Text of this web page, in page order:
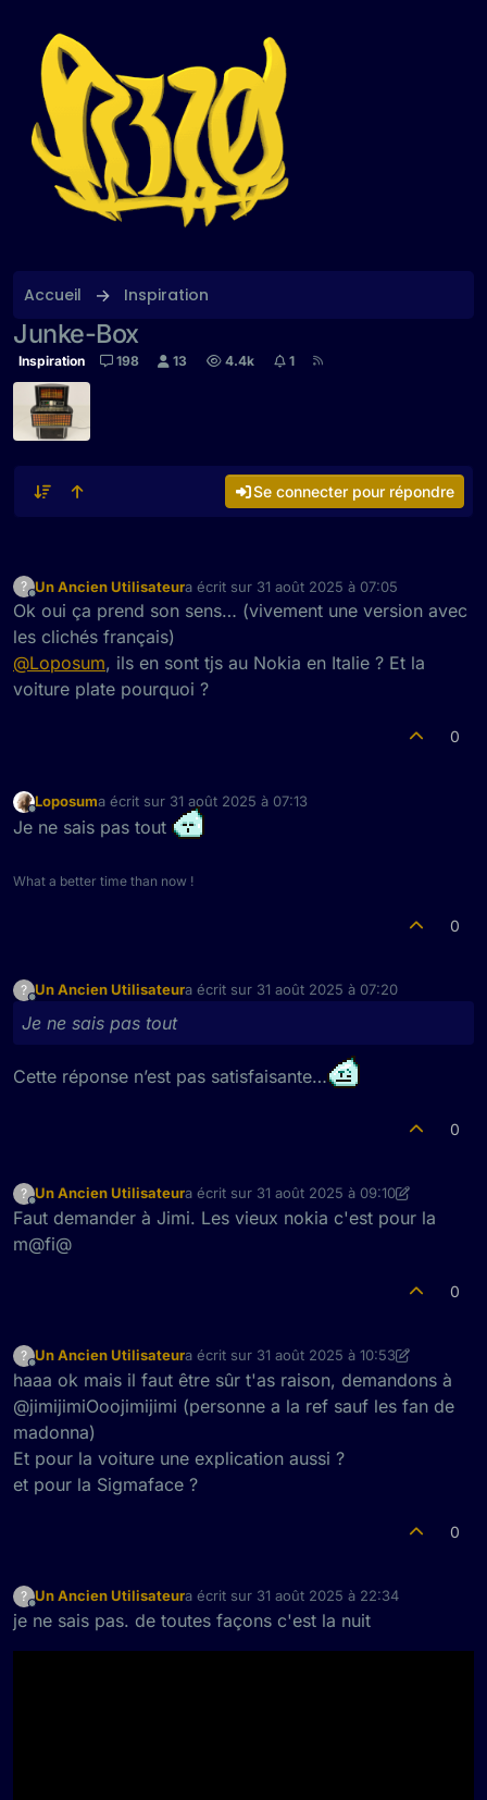
Accueil Inspiration
Junke-Box
Inspiration 198 13 4.4k 1
Se connecter pour répondre
?
Hors-ligne
Un Ancien Utilisateura écrit sur 31 août 2025 à 07:05
dernière édition par
Ok oui ça prend son sens… (vivement une version avec
les clichés français)
@Loposum, ils en sont tjs au Nokia en Italie ? Et la
voiture plate pourquoi ?
0
Hors-ligne
Loposuma écrit sur 31 août 2025 à 07:13
dernière édition par
Je ne sais pas tout
What a better time than now !
0
? Un Ancien Utilisateura écrit sur 31 août 2025 à 07:20
dernière édition par
Je ne sais pas tout
Cette réponse n’est pas satisfaisante…
0
?
Hors-ligne
Un Ancien Utilisateura écrit sur 31 août 2025 à 09:10
dernière édition par Un Ancien Utilisateur
Faut demander à Jimi. Les vieux nokia c'est pour la
m@fi@
0
?
Hors-ligne
Un Ancien Utilisateura écrit sur 31 août 2025 à 10:53
dernière édition par Un Ancien Utilisateur
haaa ok mais il faut être sûr t'as raison, demandons à
@jimijimiOoojimijimi (personne a la ref sauf les fan de
madonna)
Et pour la voiture une explication aussi ?
et pour la Sigmaface ?
0
?
Hors-ligne
Un Ancien Utilisateura écrit sur 31 août 2025 à 22:34
dernière édition par
je ne sais pas. de toutes façons c'est la nuit